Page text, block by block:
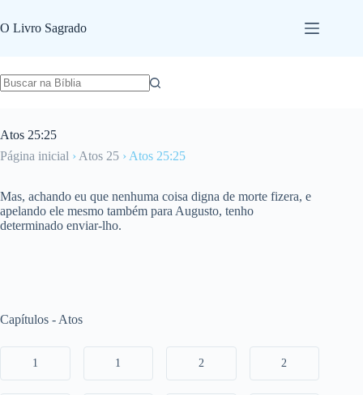
para
o
O Livro Sagrado
Atos 25:25
Página inicial › Atos 25 › Atos 25:25
Mas, achando eu que nenhuma coisa digna de morte fizera, e
apelando ele mesmo também para Augusto, tenho
determinado enviar-lho.
Capítulos - Atos
1 1 2 2